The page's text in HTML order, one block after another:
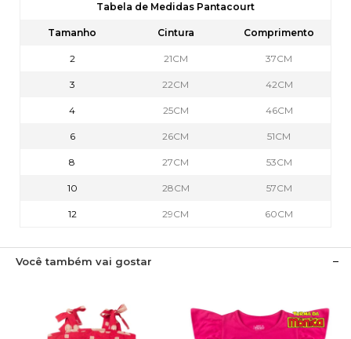
Tabela de Medidas Pantacourt
Tamanho Cintura Comprimento
2 21CM 37CM
3 22CM 42CM
4 25CM 46CM
6 26CM 51CM
8 27CM 53CM
10 28CM 57CM
12 29CM 60CM
Você também vai gostar